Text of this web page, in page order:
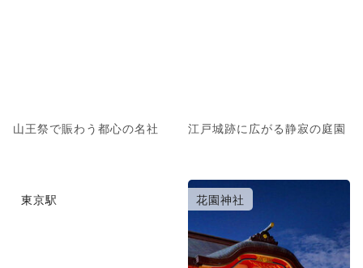
山王祭で賑わう都心の名社 江戸城跡に広がる静寂の庭園
東京駅 花園神社